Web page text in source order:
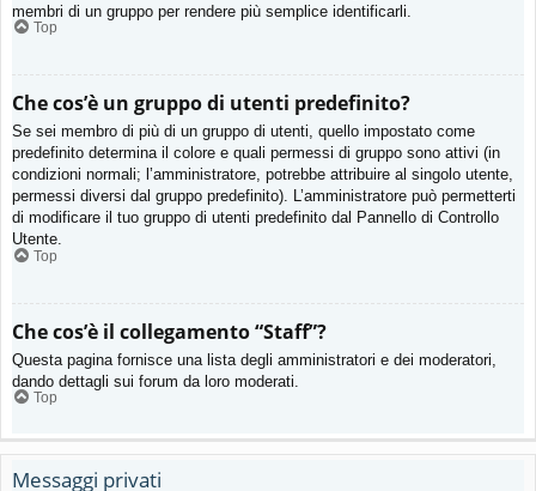
membri di un gruppo per rendere più semplice identificarli.
Top
Che cos’è un gruppo di utenti predefinito?
Se sei membro di più di un gruppo di utenti, quello impostato come
predefinito determina il colore e quali permessi di gruppo sono attivi (in
condizioni normali; l’amministratore, potrebbe attribuire al singolo utente,
permessi diversi dal gruppo predefinito). L’amministratore può permetterti
di modificare il tuo gruppo di utenti predefinito dal Pannello di Controllo
Utente.
Top
Che cos’è il collegamento “Staff”?
Questa pagina fornisce una lista degli amministratori e dei moderatori,
dando dettagli sui forum da loro moderati.
Top
Messaggi privati